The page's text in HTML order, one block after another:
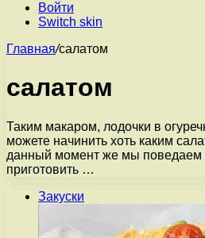
Войти
Switch skin
Главная/салатом
салатом
Таким макаром, лодочки в
можете начинить хоть каким
данный момент же мы поведаем
приготовить …
Закуски